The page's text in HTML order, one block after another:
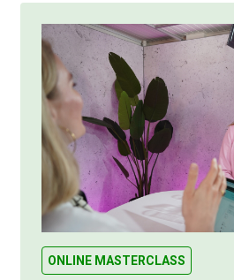
ONLINE MASTERCLASS